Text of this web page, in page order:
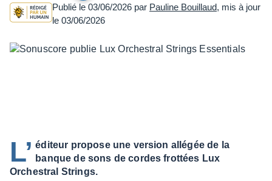
Publié le 03/06/2026 par Pauline Bouillaud, mis à jour
le 03/06/2026
L’ éditeur propose une version allégée de la
banque de sons de cordes frottées Lux
Orchestral Strings.